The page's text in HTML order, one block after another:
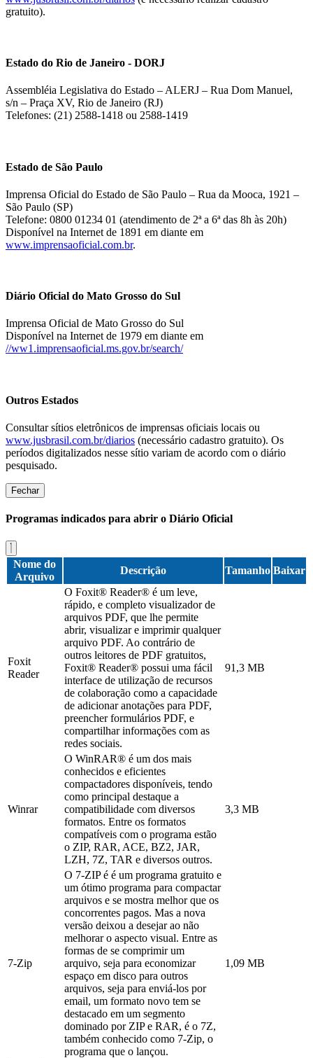
gratuito).
Estado do Rio de Janeiro - DORJ
Assembléia Legislativa do Estado – ALERJ – Rua Dom Manuel,
s/n – Praça XV, Rio de Janeiro (RJ)
Telefones: (21) 2588-1418 ou 2588-1419
Estado de São Paulo
Imprensa Oficial do Estado de São Paulo – Rua da Mooca, 1921 –
São Paulo (SP)
Telefone: 0800 01234 01 (atendimento de 2ª a 6ª das 8h às 20h)
Disponível na Internet de 1891 em diante em
www.imprensaoficial.com.br.
Diário Oficial do Mato Grosso do Sul
Imprensa Oficial de Mato Grosso do Sul
Disponível na Internet de 1979 em diante em
//ww1.imprensaoficial.ms.gov.br/search/
Outros Estados
Consultar sítios eletrônicos de imprensas oficiais locais ou
www.jusbrasil.com.br/diarios (necessário cadastro gratuito). Os
períodos digitalizados nesse sítio variam de acordo com o diário
pesquisado.
Fechar
Programas indicados para abrir o Diário Oficial
Nome do
Arquivo
Descrição Tamanho Baixar
Foxit
Reader
O Foxit® Reader® é um leve,
rápido, e completo visualizador de
arquivos PDF, que lhe permite
abrir, visualizar e imprimir qualquer
arquivo PDF. Ao contrário de
outros leitores de PDF gratuitos,
Foxit® Reader® possui uma fácil
interface de utilização de recursos
de colaboração como a capacidade
de adicionar anotações para PDF,
preencher formulários PDF, e
compartilhar informações com as
redes sociais.
91,3 MB
Winrar
O WinRAR® é um dos mais
conhecidos e eficientes
compactadores disponíveis, tendo
como principal destaque a
compatibilidade com diversos
formatos. Entre os formatos
compatíveis com o programa estão
o ZIP, RAR, ACE, BZ2, JAR,
LZH, 7Z, TAR e diversos outros.
3,3 MB
7-Zip
O 7-ZIP é é um programa gratuito e
um ótimo programa para compactar
arquivos e se mostra melhor que os
concorrentes pagos. Mas a nova
versão deixou a desejar ao não
melhorar o aspecto visual. Entre as
formas de se comprimir um
arquivo, seja para economizar
espaço em disco para outros
arquivos, seja para enviá-los por
email, um formato novo tem se
destacado em um segmento
dominado por ZIP e RAR, é o 7Z,
também conhecido como 7-Zip, o
programa que o lançou.
1,09 MB